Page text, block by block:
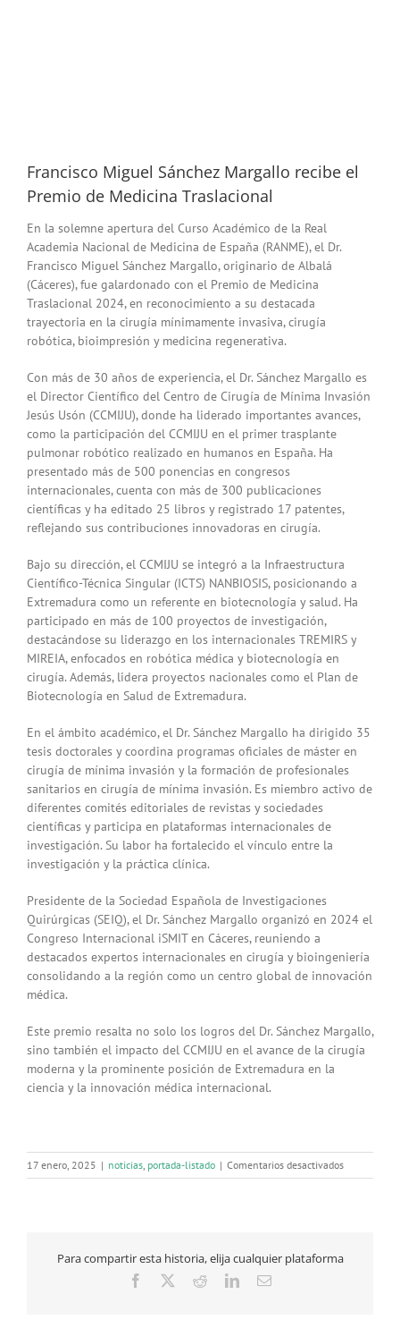
Francisco Miguel Sánchez Margallo recibe el
Premio de Medicina Traslacional
En la solemne apertura del Curso Académico de la Real
Academia Nacional de Medicina de España (RANME), el Dr.
Francisco Miguel Sánchez Margallo, originario de Albalá
(Cáceres), fue galardonado con el Premio de Medicina
Traslacional 2024, en reconocimiento a su destacada
trayectoria en la cirugía mínimamente invasiva, cirugía
robótica, bioimpresión y medicina regenerativa.
Con más de 30 años de experiencia, el Dr. Sánchez Margallo es
el Director Científico del Centro de Cirugía de Mínima Invasión
Jesús Usón (CCMIJU), donde ha liderado importantes avances,
como la participación del CCMIJU en el primer trasplante
pulmonar robótico realizado en humanos en España. Ha
presentado más de 500 ponencias en congresos
internacionales, cuenta con más de 300 publicaciones
científicas y ha editado 25 libros y registrado 17 patentes,
reflejando sus contribuciones innovadoras en cirugía.
Bajo su dirección, el CCMIJU se integró a la Infraestructura
Científico-Técnica Singular (ICTS) NANBIOSIS, posicionando a
Extremadura como un referente en biotecnología y salud. Ha
participado en más de 100 proyectos de investigación,
destacándose su liderazgo en los internacionales TREMIRS y
MIREIA, enfocados en robótica médica y biotecnología en
cirugía. Además, lidera proyectos nacionales como el Plan de
Biotecnología en Salud de Extremadura.
En el ámbito académico, el Dr. Sánchez Margallo ha dirigido 35
tesis doctorales y coordina programas oficiales de máster en
cirugía de mínima invasión y la formación de profesionales
sanitarios en cirugía de mínima invasión. Es miembro activo de
diferentes comités editoriales de revistas y sociedades
científicas y participa en plataformas internacionales de
investigación. Su labor ha fortalecido el vínculo entre la
investigación y la práctica clínica.
Presidente de la Sociedad Española de Investigaciones
Quirúrgicas (SEIQ), el Dr. Sánchez Margallo organizó en 2024 el
Congreso Internacional iSMIT en Cáceres, reuniendo a
destacados expertos internacionales en cirugía y bioingeniería
consolidando a la región como un centro global de innovación
médica.
Este premio resalta no solo los logros del Dr. Sánchez Margallo,
sino también el impacto del CCMIJU en el avance de la cirugía
moderna y la prominente posición de Extremadura en la
ciencia y la innovación médica internacional.
17 enero, 2025 | noticias, portada-listado | Comentarios desactivadosen
Francisco
el
Para compartir esta historia, elija cualquier plataforma
Facebook RedditLinkedInCorreo